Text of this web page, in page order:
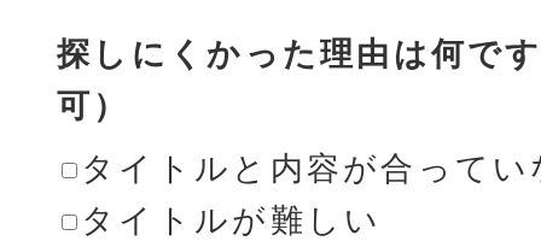
探しにくかった理由は何で
可）
タイトルと内容が合ってい
タイトルが難しい